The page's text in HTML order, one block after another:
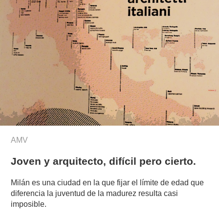
AMV
Joven y arquitecto, difícil pero cierto.
Milán es una ciudad en la que fijar el límite de edad que
diferencia la juventud de la madurez resulta casi
imposible.